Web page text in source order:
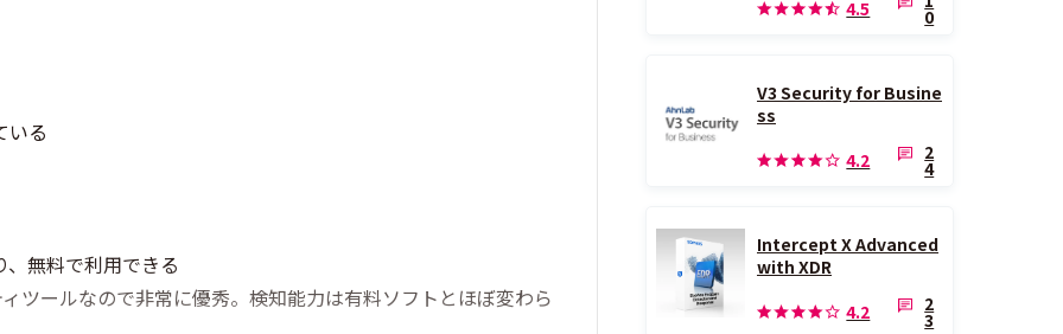
いる
無料で利用できる
ツールなので非常に優秀。検知能力は有料ソフトとほぼ変わら
4.5
0
V3 Security for Busine
ss
4.2
2
4
Intercept X Advanced
with XDR
4.2
2
3